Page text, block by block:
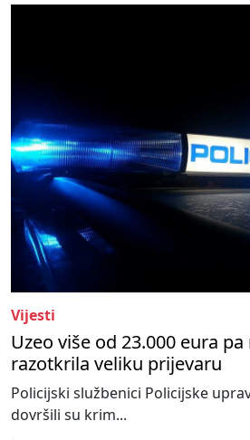
Vijesti
Uzeo više od 23.000 eura
razotkrila veliku prijevaru
Policijski službenici Policijske
dovršili su krim...